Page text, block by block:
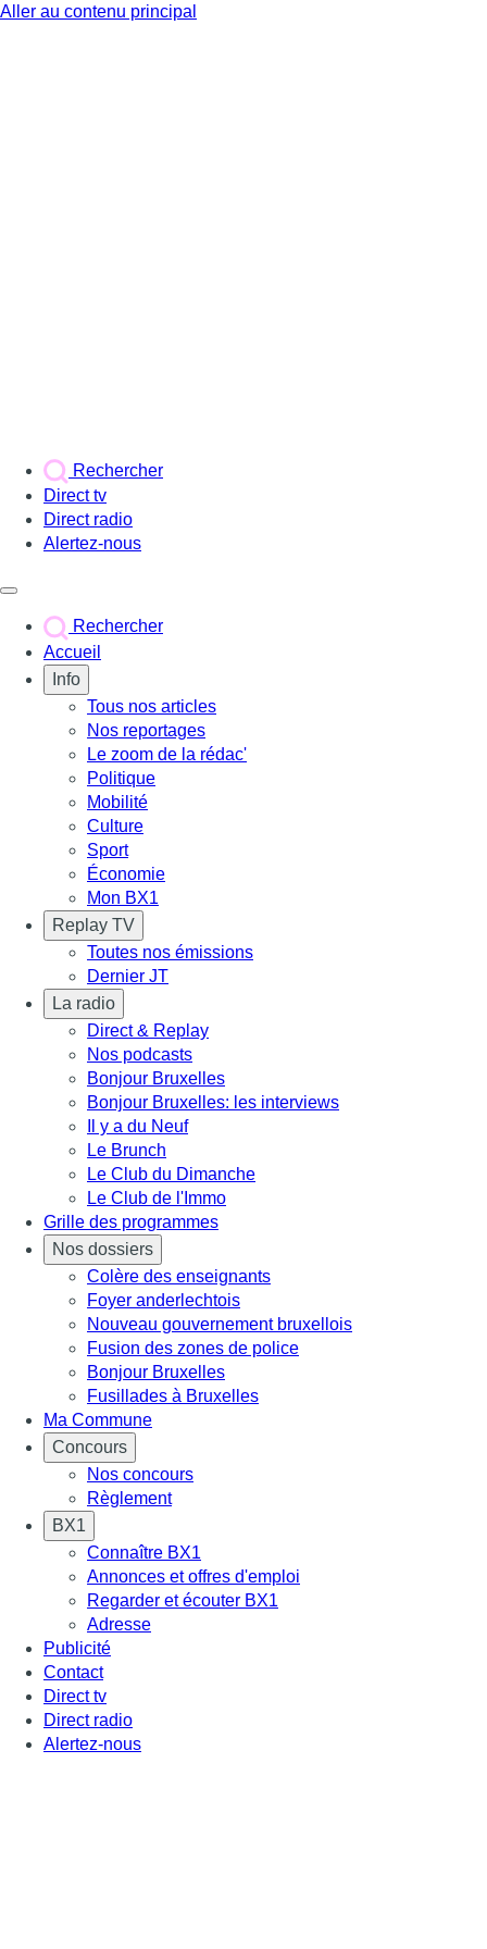
Aller au contenu principal
Rechercher
Direct tv
Direct radio
Alertez-nous
Rechercher
Accueil
Info
Tous nos articles
Nos reportages
Le zoom de la rédac'
Politique
Mobilité
Culture
Sport
Économie
Mon BX1
Replay TV
Toutes nos émissions
Dernier JT
La radio
Direct & Replay
Nos podcasts
Bonjour Bruxelles
Bonjour Bruxelles: les interviews
Il y a du Neuf
Le Brunch
Le Club du Dimanche
Le Club de l'Immo
Grille des programmes
Nos dossiers
Colère des enseignants
Foyer anderlechtois
Nouveau gouvernement bruxellois
Fusion des zones de police
Bonjour Bruxelles
Fusillades à Bruxelles
Ma Commune
Concours
Nos concours
Règlement
BX1
Connaître BX1
Annonces et offres d'emploi
Regarder et écouter BX1
Adresse
Publicité
Contact
Direct tv
Direct radio
Alertez-nous